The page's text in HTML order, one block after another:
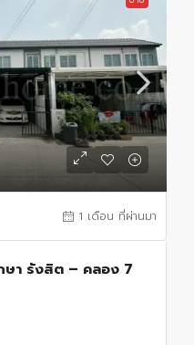
1 เดือน ที่ผ่านมา
ษา รังสิต – คลอง 7